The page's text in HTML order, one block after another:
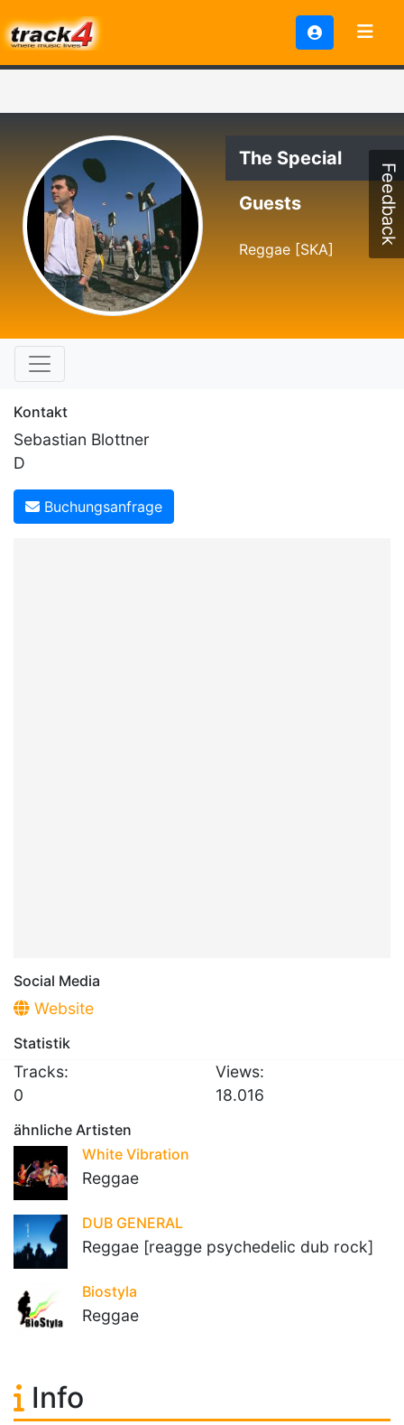
The Special
Guests
Reggae [SKA]
Kontakt
Sebastian Blottner
D
Buchungsanfrage
Social Media
Website
Statistik
Tracks:
0
Views:
18.016
ähnliche Artisten
White Vibration
Reggae
DUB GENERAL
Reggae [reagge psychedelic dub rock]
Biostyla
Reggae
Info
Feedback